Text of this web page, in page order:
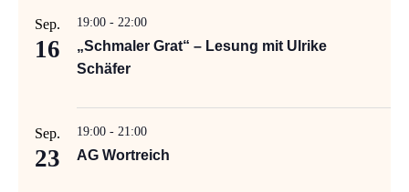
Sep.
16
19:00 - 22:00
„Schmaler Grat“ – Lesung mit Ulrike
Schäfer
Sep.
23
19:00 - 21:00
AG Wortreich